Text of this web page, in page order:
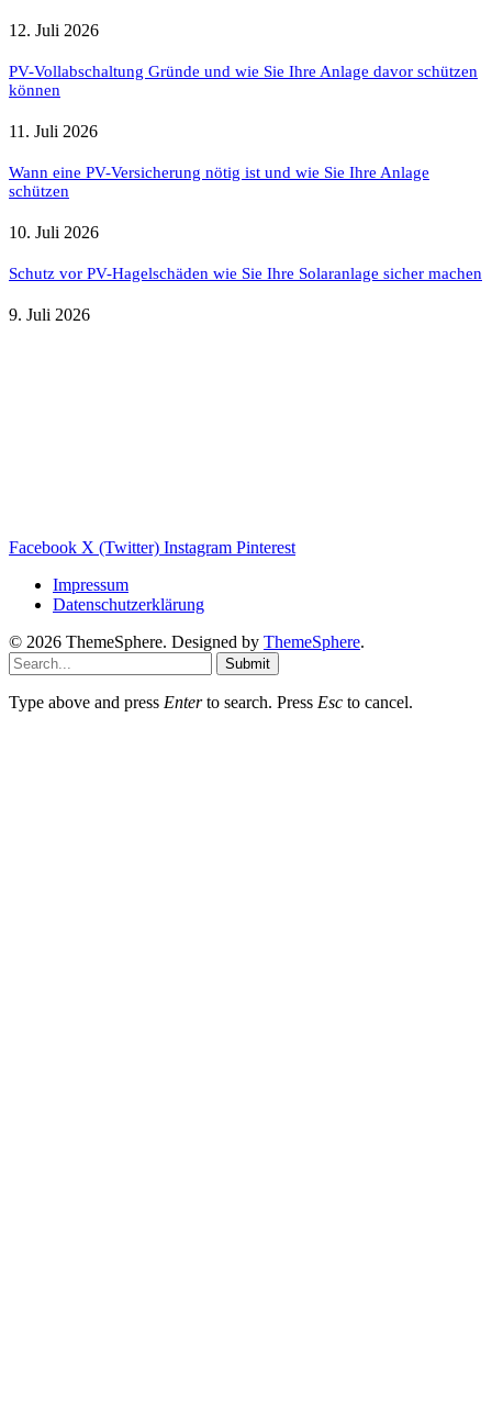
12. Juli 2026
PV-Vollabschaltung Gründe und wie Sie Ihre Anlage davor schützen
können
11. Juli 2026
Wann eine PV-Versicherung nötig ist und wie Sie Ihre Anlage
schützen
10. Juli 2026
Schutz vor PV-Hagelschäden wie Sie Ihre Solaranlage sicher machen
9. Juli 2026
Facebook X (Twitter) Instagram Pinterest
Impressum
Datenschutzerklärung
© 2026 ThemeSphere. Designed by ThemeSphere.
Submit
Type above and press Enterto search. Press Esc to cancel.